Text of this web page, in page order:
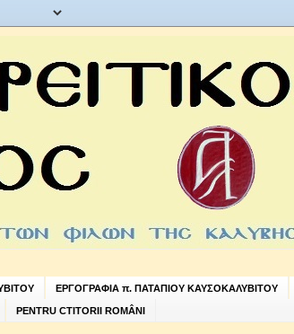
ΕΡΓΟΓΡΑΦΙΑ π. ΠΑΤΑΠΙΟΥ ΚΑΥΣΟΚΑΛΥΒΙΤΟΥ
PENTRU CTITORII ROMÂNI